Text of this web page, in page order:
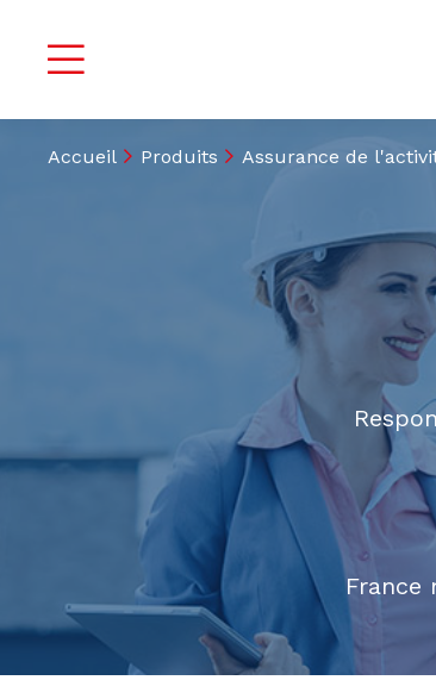
Accueil Produits Assurance de
France